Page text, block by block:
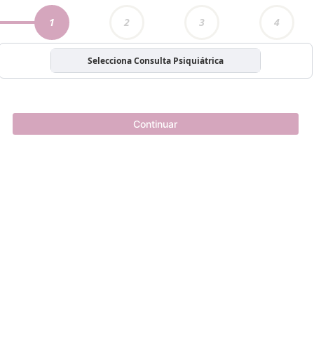
1 2 3 4
Selecciona Consulta Psiquiátrica
Continuar